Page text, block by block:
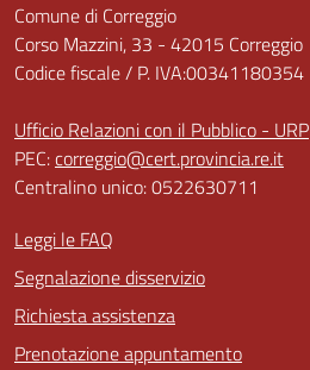
Comune di Correggio
Corso Mazzini, 33 - 42015 Correggio
Codice fiscale / P. IVA:00341180354
Ufficio Relazioni con il Pubblico - URP
PEC:correggio@cert.provincia.re.it
Centralino unico: 0522630711
Leggi le FAQ
Segnalazione disservizio
Richiesta assistenza
Prenotazione appuntamento